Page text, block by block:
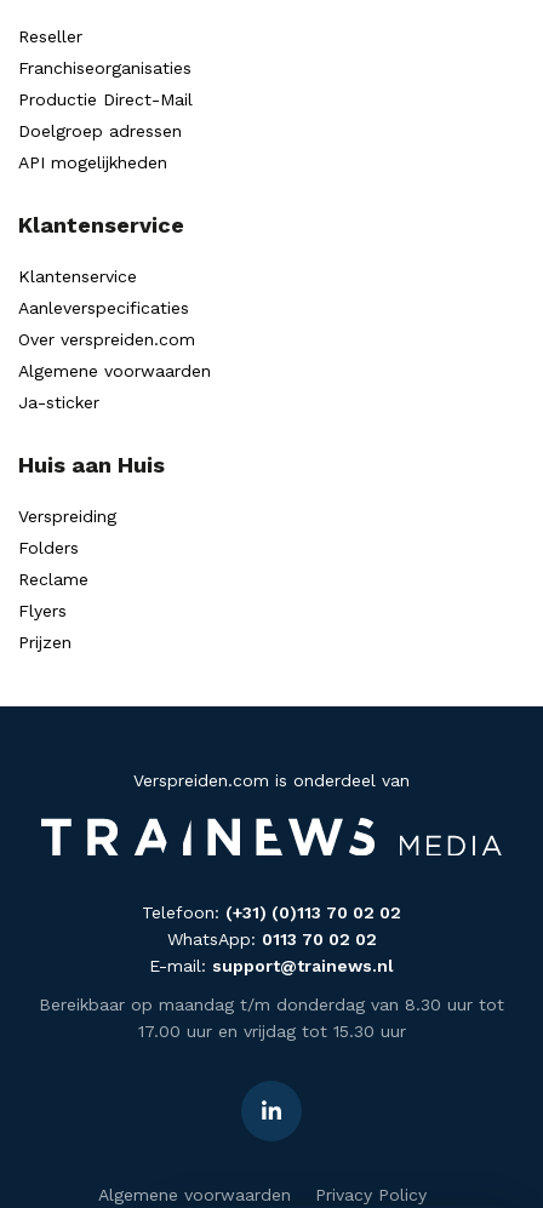
Reseller
Franchiseorganisaties
Productie Direct-Mail
Doelgroep adressen
API mogelijkheden
Klantenservice
Klantenservice
Aanleverspecificaties
Over verspreiden.com
Algemene voorwaarden
Ja-sticker
Huis aan Huis
Verspreiding
Folders
Reclame
Flyers
Prijzen
Verspreiden.com is onderdeel van
Telefoon: (+31) (0)113 70 02 02
WhatsApp: 0113 70 02 02
E-mail: support@trainews.nl
Bereikbaar op maandag t/m donderdag van 8.30 uur tot
17.00 uur en vrijdag tot 15.30 uur
Algemene voorwaarden Privacy Policy